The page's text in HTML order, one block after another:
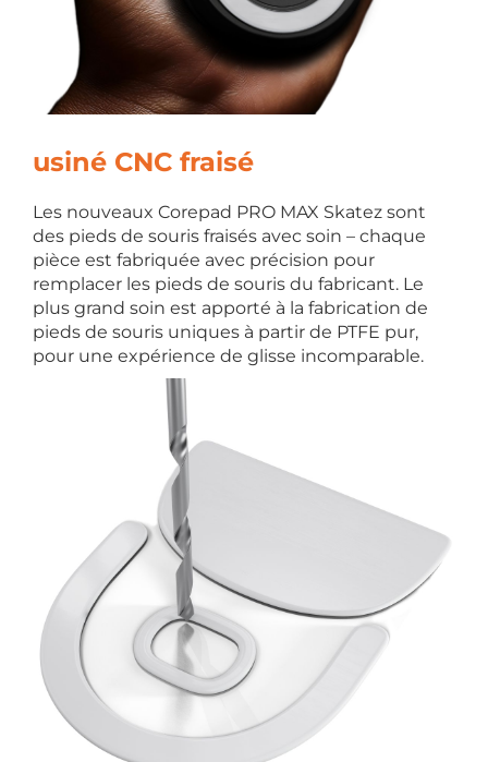
usiné CNC fraisé
Les nouveaux Corepad PRO MAX Skatez sont
des pieds de souris fraisés avec soin – chaque
pièce est fabriquée avec précision pour
remplacer les pieds de souris du fabricant. Le
plus grand soin est apporté à la fabrication de
pieds de souris uniques à partir de PTFE pur,
pour une expérience de glisse incomparable.